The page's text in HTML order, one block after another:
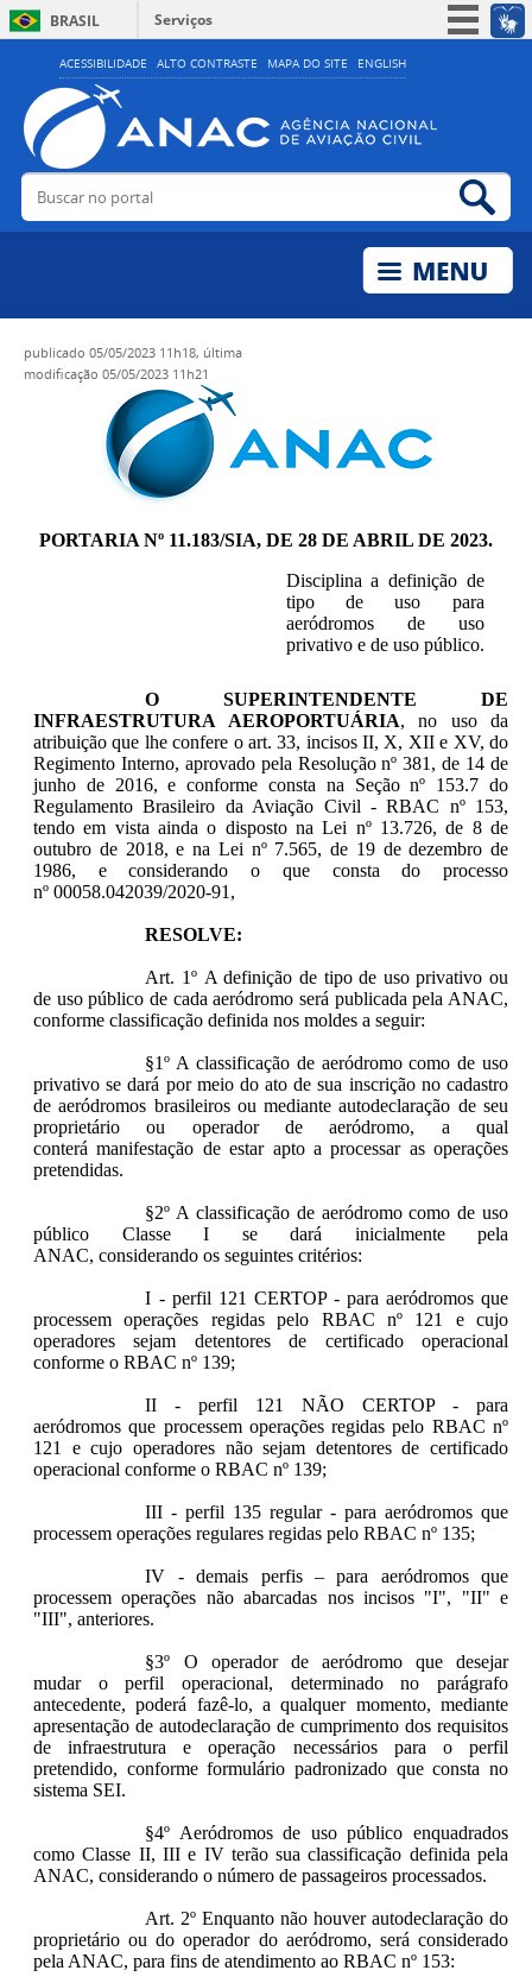
ACESSIBILIDADE ALTO CONTRASTE MAPA DO SITE ENGLISH
BRASIL
Serviços
Simplifique!
Acesso à informação
Legislação
Buscar no portal
publicado 05/05/2023 11h18, última
modificação 05/05/2023 11h21
PORTARIA Nº 11.183/SIA, DE 28 DE ABRIL DE 2023.
Disciplina a definição de
tipo de uso para
aeródromos de uso
privativo e de uso público.
O SUPERINTENDENTE DE
INFRAESTRUTURA AEROPORTUÁRIA, no uso da
atribuição que lhe confere o art. 33, incisos II, X, XII e XV, do
Regimento Interno, aprovado pela Resolução nº 381, de 14 de
junho de 2016, e conforme consta na Seção nº 153.7 do
Regulamento Brasileiro da Aviação Civil - RBAC nº 153,
tendo em vista ainda o disposto na Lei nº 13.726, de 8 de
outubro de 2018, e na Lei nº 7.565, de 19 de dezembro de
1986, e considerando o que consta do processo
nº 00058.042039/2020-91,
RESOLVE:
Art. 1º A definição de tipo de uso privativo ou
de uso público de cada aeródromo será publicada pela ANAC,
conforme classificação definida nos moldes a seguir:
§1º A classificação de aeródromo como de uso
privativo se dará por meio do ato de sua inscrição no cadastro
de aeródromos brasileiros ou mediante autodeclaração de seu
proprietário ou operador de aeródromo, a qual
conterá manifestação de estar apto a processar as operações
pretendidas.
§2º A classificação de aeródromo como de uso
público Classe I se dará inicialmente pela
ANAC, considerando os seguintes critérios:
I - perfil 121 CERTOP - para aeródromos que
processem operações regidas pelo RBAC nº 121 e cujo
operadores sejam detentores de certificado operacional
conforme o RBAC nº 139;
II - perfil 121 NÃO CERTOP - para
aeródromos que processem operações regidas pelo RBAC nº
121 e cujo operadores não sejam detentores de certificado
operacional conforme o RBAC nº 139;
III - perfil 135 regular - para aeródromos que
processem operações regulares regidas pelo RBAC nº 135;
IV - demais perfis – para aeródromos que
processem operações não abarcadas nos incisos "I", "II" e
"III", anteriores.
§3º O operador de aeródromo que desejar
mudar o perfil operacional, determinado no parágrafo
antecedente, poderá fazê-lo, a qualquer momento, mediante
apresentação de autodeclaração de cumprimento dos requisitos
de infraestrutura e operação necessários para o perfil
pretendido, conforme formulário padronizado que consta no
sistema SEI.
§4º Aeródromos de uso público enquadrados
como Classe II, III e IV terão sua classificação definida pela
ANAC, considerando o número de passageiros processados.
Art. 2º Enquanto não houver autodeclaração do
proprietário ou do operador do aeródromo, será considerado
pela ANAC, para fins de atendimento ao RBAC nº 153: